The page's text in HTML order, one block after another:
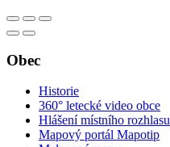
Obec
Historie
360° letecké video obce
Hlášení místního rozhlasu
Mapový portál Mapotip